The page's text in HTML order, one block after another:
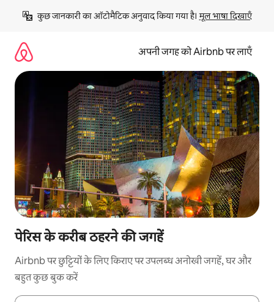
छोड़कर
कॉन्टेंट
कुछ जानकारी का ऑटोमैटिक अनुवाद किया गया है। मूल भाषा दिखाएँ
अपनी जगह को Airbnb पर लाएँ
पेरिस के करीब ठहरने की जगहें
Airbnb पर छुट्टियों के लिए किराए पर उपलब्ध अनोखी जगहें, घर और
बहुत कुछ बुक करें